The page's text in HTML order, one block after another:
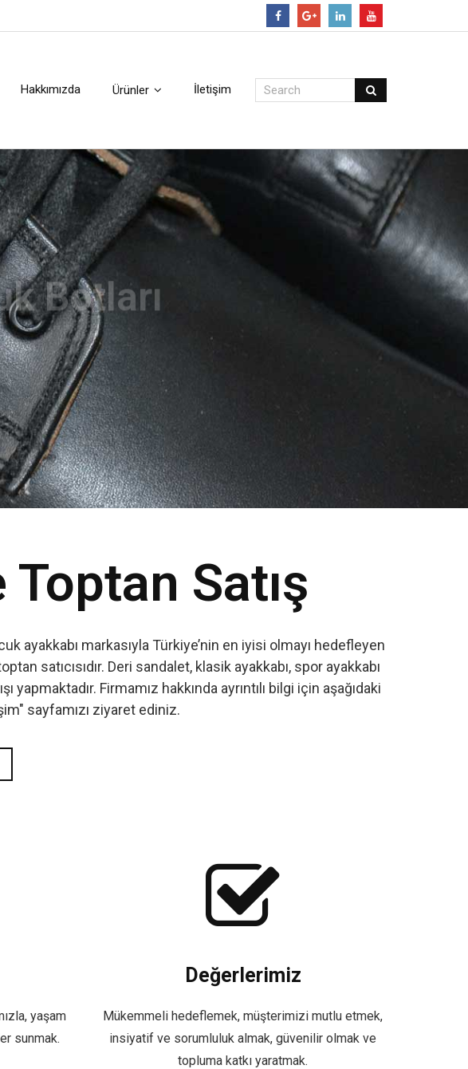
Hakkımızda Ürünler İletişim
Botları
incelemek için tıklayınız.
Satış
ayakkabı markasıyla Türkiye’nin en iyisi olmayı hedefleyen
satıcısıdır. Deri sandalet, klasik ayakkabı, spor ayakkabı
Firmamız hakkında ayrıntılı bilgi için aşağıdaki
sayfamızı ziyaret ediniz.
yaşam
sunmak.
Değerlerimiz
Mükemmeli hedeflemek, müşterimizi mutlu etmek,
insiyatif ve sorumluluk almak, güvenilir olmak ve
topluma katkı yaratmak.